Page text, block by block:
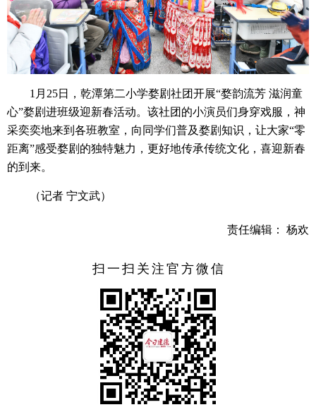
1月25日，乾潭第二小学婺剧社团开展“婺韵流芳 滋润童
心”婺剧进班级迎新春活动。该社团的小演员们身穿戏服，神
采奕奕地来到各班教室，向同学们普及婺剧知识，让大家“零
距离”感受婺剧的独特魅力，更好地传承传统文化，喜迎新春
的到来。
（记者 宁文武）
责任编辑： 杨欢
扫一扫关注官方微信